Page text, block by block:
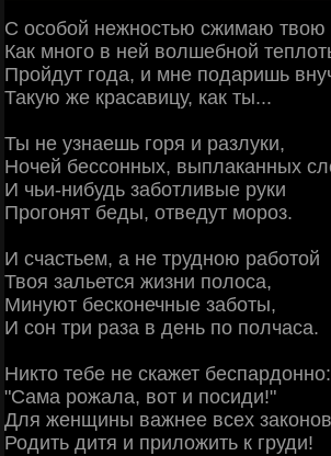
С особой нежностью сжимаю твою
Как много в ней волшебной
Пройдут года, и мне подаришь
Такую же красавицу, как ты...
Ты не узнаешь горя и разлуки,
Ночей бессонных, выплаканных
И чьи-нибудь заботливые руки
Прогонят беды, отведут мороз.
И счастьем, а не трудною работой
Твоя зальется жизни полоса,
Минуют бесконечные заботы,
И сон три раза в день по полчаса.
Никто тебе не скажет беспардонно:
"Сама рожала, вот и посиди!"
Для женщины важнее всех законов
Родить дитя и приложить к груди!